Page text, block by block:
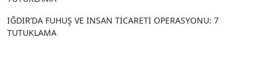
IĞDIR’DA FUHUŞ VE İNSAN TİCARETİ OPERASYONU: 7
TUTUKLAMA